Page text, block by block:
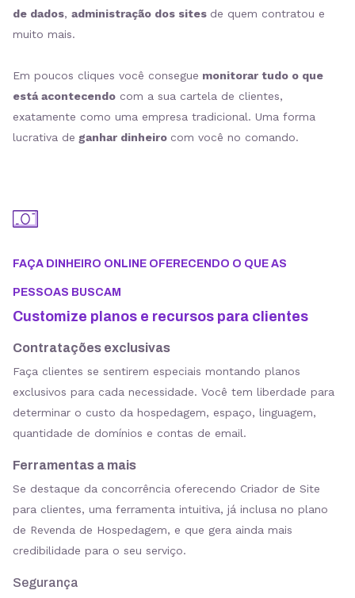
de dados, administração dos sites de quem contratou e
muito mais.
Em poucos cliques você consegue monitorar tudo o que
está acontecendo com a sua cartela de clientes,
exatamente como uma empresa tradicional. Uma forma
lucrativa de ganhar dinheiro com você no comando.
FAÇA DINHEIRO ONLINE OFERECENDO O QUE AS
PESSOAS BUSCAM
Customize planos e recursos para clientes
Contratações exclusivas
Faça clientes se sentirem especiais montando planos
exclusivos para cada necessidade. Você tem liberdade para
determinar o custo da hospedagem, espaço, linguagem,
quantidade de domínios e contas de email.
Ferramentas a mais
Se destaque da concorrência oferecendo Criador de Site
para clientes, uma ferramenta intuitiva, já inclusa no plano
de Revenda de Hospedagem, e que gera ainda mais
credibilidade para o seu serviço.
Segurança